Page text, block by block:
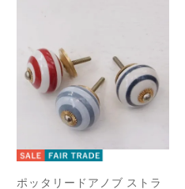
ポッタリードアノブ ストラ